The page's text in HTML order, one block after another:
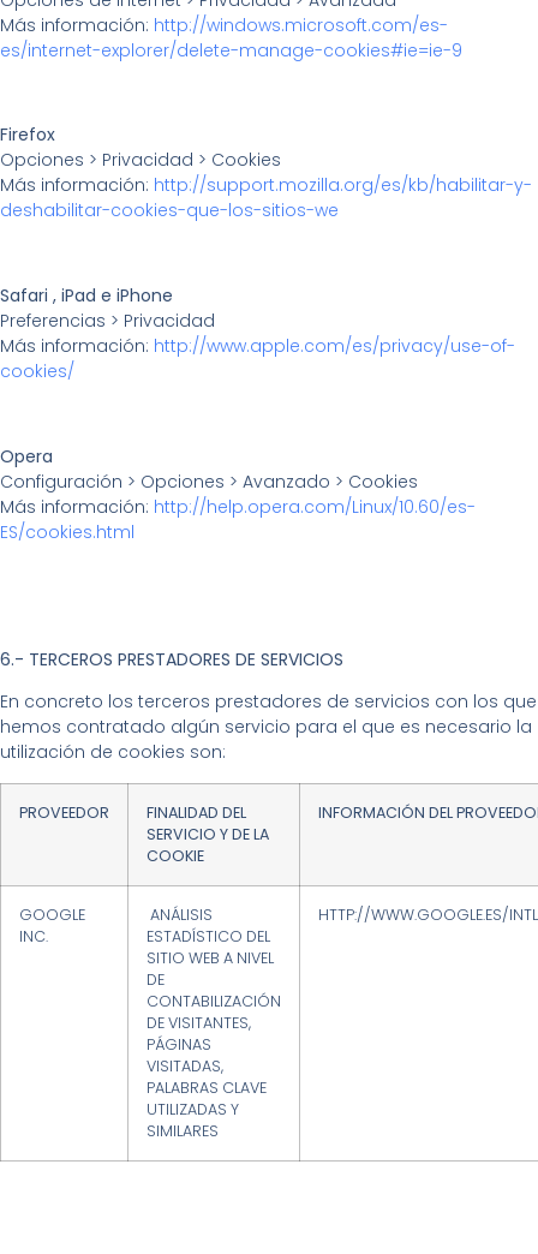
Más información: http://windows.microsoft.com/es-
es/internet-explorer/delete-manage-cookies#ie=ie-9
Firefox
Opciones > Privacidad > Cookies
Más información: http://support.mozilla.org/es/kb/habilitar-y-
deshabilitar-cookies-que-los-sitios-we
Safari , iPad e iPhone
Preferencias > Privacidad
Más información: http://www.apple.com/es/privacy/use-of-
cookies/
Opera
Configuración > Opciones > Avanzado > Cookies
Más información: http://help.opera.com/Linux/10.60/es-
ES/cookies.html
6.- TERCEROS PRESTADORES DE SERVICIOS
En concreto los terceros prestadores de servicios con los que
hemos contratado algún servicio para el que es necesario la
utilización de cookies son:
PROVEEDOR
FINALIDAD DEL
SERVICIO Y DE LA
COOKIE
INFORMACIÓN DEL
GOOGLE
INC.
ANÁLISIS
ESTADÍSTICO DEL
SITIO WEB A NIVEL
DE
CONTABILIZACIÓN
DE VISITANTES,
PÁGINAS
VISITADAS,
PALABRAS CLAVE
UTILIZADAS Y
SIMILARES
HTTP://WWW.GOOGLE.ES/